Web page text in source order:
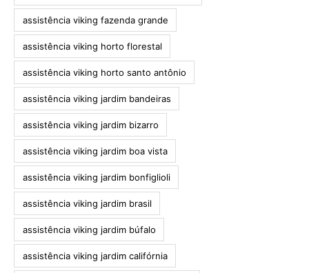
assistência viking fazenda grande
assistência viking horto florestal
assistência viking horto santo antônio
assistência viking jardim bandeiras
assistência viking jardim bizarro
assistência viking jardim boa vista
assistência viking jardim bonfiglioli
assistência viking jardim brasil
assistência viking jardim búfalo
assistência viking jardim califórnia